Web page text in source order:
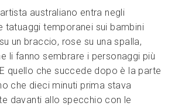
australiano entra negli
tatuaggi temporanei sui bambini
un braccio, rose su una spalla,
li fanno sembrare i personaggi più
quello che succede dopo è la parte
che dieci minuti prima stava
davanti allo specchio con le